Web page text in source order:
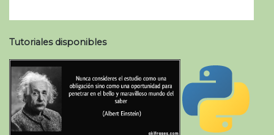
Tutoriales disponibles